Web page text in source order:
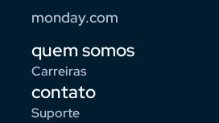
monday.com
quem somos
Carreiras
contato
Suporte